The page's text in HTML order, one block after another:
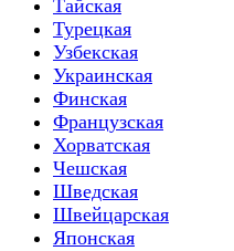
Тайская
Турецкая
Узбекская
Украинская
Финская
Французская
Хорватская
Чешская
Шведская
Швейцарская
Японская